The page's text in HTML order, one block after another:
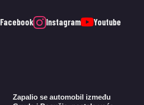
Facebook Instagram Youtube
Zapalio se automobil između